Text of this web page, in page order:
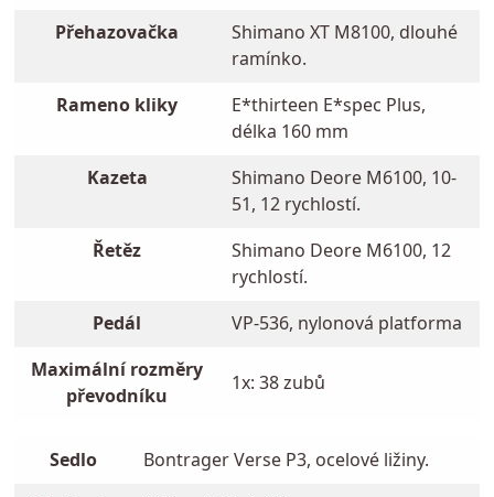
Přehazovačka
Shimano XT M8100, dlouhé
ramínko.
Rameno kliky
E*thirteen E*spec Plus,
délka 160 mm
Kazeta
Shimano Deore M6100, 10-
51, 12 rychlostí.
Řetěz
Shimano Deore M6100, 12
rychlostí.
Pedál
VP-536, nylonová platforma
Maximální rozměry
převodníku
1x: 38 zubů
Sedlo
Bontrager Verse P3, ocelové ližiny.